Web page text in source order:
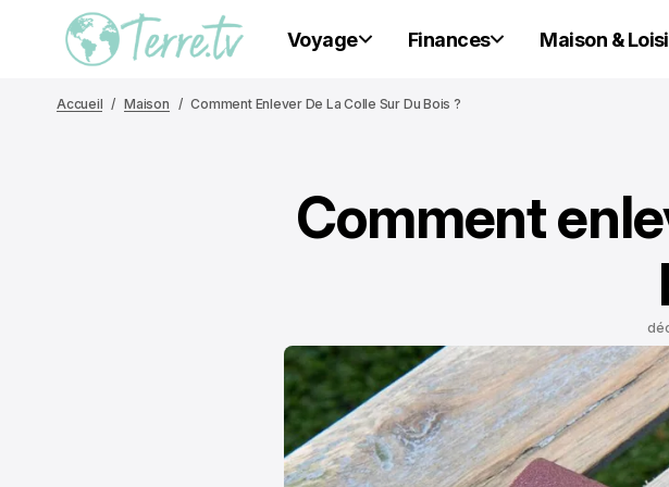
Voyage Finances Maison &
Accueil Maison Comment Enlever De La Colle Sur Du Bois ?
Comment